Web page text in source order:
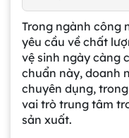
Trong ngành công
yêu cầu về chất
vệ sinh ngày càng
chuẩn này, doanh
chuyên dụng,
vai trò trung tâm
sản xuất.